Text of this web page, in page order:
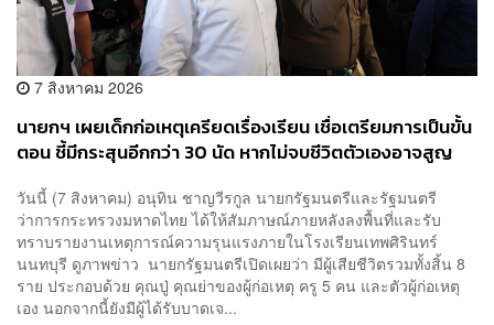
7 สิงหาคม 2026
นายกฯ เผยเด็กก่อเหตุเครียดเรื่องเรียน เชื่อเตรียมการเป็นขั้น
ตอน ชี้มีกระสุนอีกกว่า 30 นัด หากไม่จบชีวิตตัวเองอาจสูญ
วันนี้ (7 สิงหาคม) อนุทิน ชาญวีรกูล นายกรัฐมนตรีและรัฐมนตรี
ว่าการกระทรวงมหาดไทย ได้ให้สัมภาษณ์ภายหลังลงพื้นที่และรับ
ทราบรายงานเหตุการณ์ความรุนแรงภายในโรงเรียนเทพศิรินทร์
นนทบุรี ดูภาพข่าว นายกรัฐมนตรีเปิดเผยว่า มีผู้เสียชีวิตรวมทั้งสิ้น 8
ราย ประกอบด้วย คุณปู่ คุณย่าของผู้ก่อเหตุ ครู 5 คน และตัวผู้ก่อเหตุ
เอง นอกจากนี้ยังมีผู้ได้รับบาดเจ...